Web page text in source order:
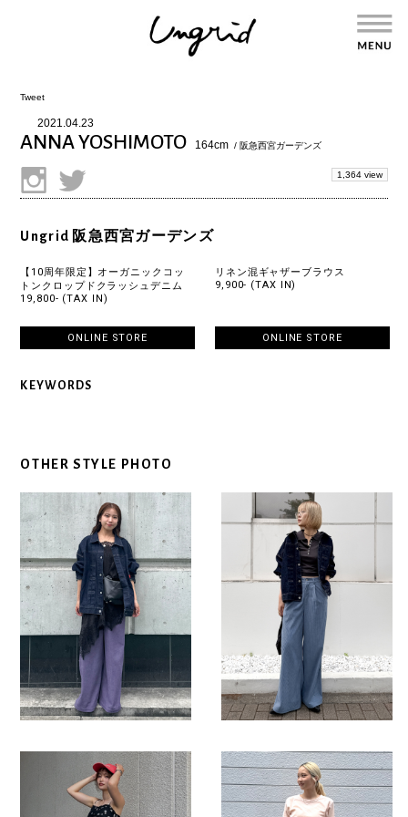
Tweet
2021.04.23
ANNA YOSHIMOTO 164cm / 阪急西宮ガーデンズ
1,364 view
Ungrid 阪急西宮ガーデンズ
【10周年限定】オーガニックコッ
トンクロップドクラッシュデニム
19,800- (TAX IN)
ONLINE STORE
リネン混ギャザーブラウス
9,900- (TAX IN)
ONLINE STORE
KEYWORDS
OTHER STYLE PHOTO